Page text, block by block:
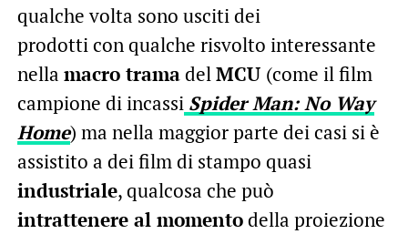
qualche volta sono usciti dei
prodotti con qualche risvolto interessante
nella macro tramadelMCU (come il film
campione di incassi Spider Man: No Way
Home) ma nella maggior parte dei casi si è
assistito a dei film di stampo quasi
industriale, qualcosa che può
intrattenere al momentodella proiezione